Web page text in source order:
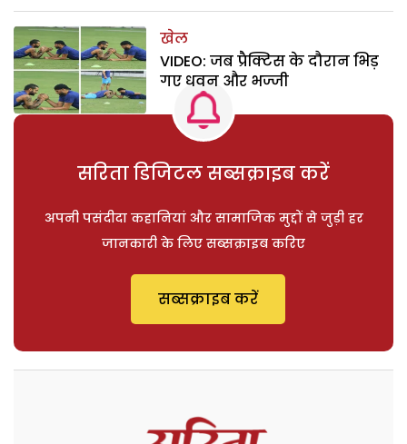
खेल
VIDEO: जब प्रैक्टिस के दौरान भिड़
गए धवन और भज्जी
सरिता डिजिटल सब्सक्राइब करें
अपनी पसंदीदा कहानियां और सामाजिक मुद्दों से जुड़ी हर
जानकारी के लिए सब्सक्राइब करिए
सब्सक्राइब करें